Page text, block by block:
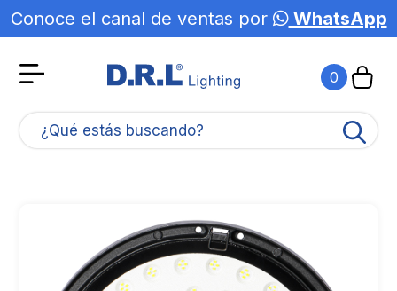
Conoce el canal de ventas por WhatsApp
0
¿Qué estás buscando?